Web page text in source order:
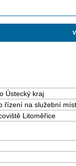
Ústecký kraj
řízení na služební
Litoměřice